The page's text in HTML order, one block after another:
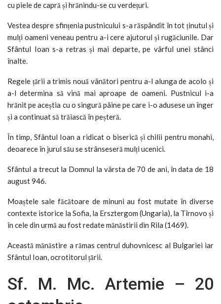
cu piele de capră și hrănindu-se cu verdețuri.
Vestea despre sfințenia pustnicului s-a răspândit în tot ținutul și
mulți oameni veneau pentru a-i cere ajutorul și rugăciunile. Dar
Sfântul Ioan s-a retras și mai departe, pe vârful unei stânci
înalte.
Regele țării a trimis nouă vânători pentru a-l alunga de acolo și
a-l determina să vină mai aproape de oameni. Pustnicul i-a
hrănit pe aceștia cu o singură pâine pe care i-o adusese un înger
și a continuat să trăiască în peșteră.
În timp, Sfântul Ioan a ridicat o biserică și chilii pentru monahi,
deoarece în jurul său se strânseseră mulți ucenici.
Sfântul a trecut la Domnul la vârsta de 70 de ani, în data de 18
august 946.
Moaștele sale făcătoare de minuni au fost mutate în diverse
contexte istorice la Sofia, la Ersztergom (Ungaria), la Tîrnovo și
în cele din urmă au fost redate mănăstirii din Rila (1469).
Această mănăstire a rămas centrul duhovnicesc al Bulgariei iar
Sfântul Ioan, ocrotitorul țării.
Sf. M. Mc. Artemie – 20